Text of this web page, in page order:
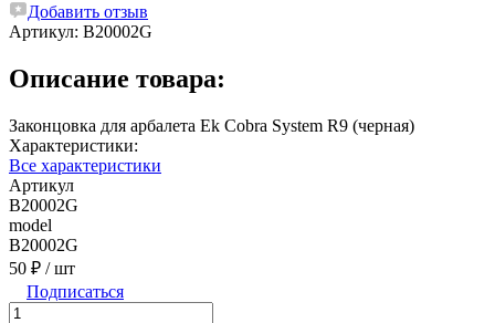
Добавить отзыв
Артикул: B20002G
Описание товара:
Законцовка для арбалета Ek Cobra System R9 (черная)
Характеристики:
Все характеристики
Артикул
B20002G
model
B20002G
50 ₽ / шт
Подписаться